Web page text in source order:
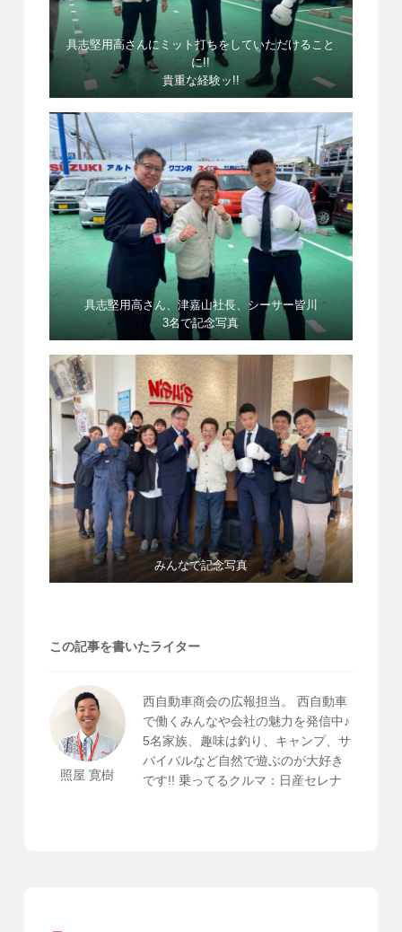
具志堅用高さんにミット打ちをしていただけること
に!!
貴重な経験ッ!!
具志堅用高さん、津嘉山社長、シーサー皆川
3名で記念写真
みんなで記念写真
この記事を書いたライター
照屋 寛樹
西自動車商会の広報担当。 西自動車
で働くみんなや会社の魅力を発信中♪
5名家族、趣味は釣り、キャンプ、サ
バイバルなど自然で遊ぶのが大好き
です!! 乗ってるクルマ：日産セレナ